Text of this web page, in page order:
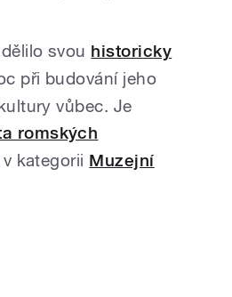
svou historicky
při budování jeho
vůbec. Je
romských
kategorii Muzejní